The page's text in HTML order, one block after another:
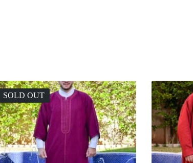
SOLD OUT